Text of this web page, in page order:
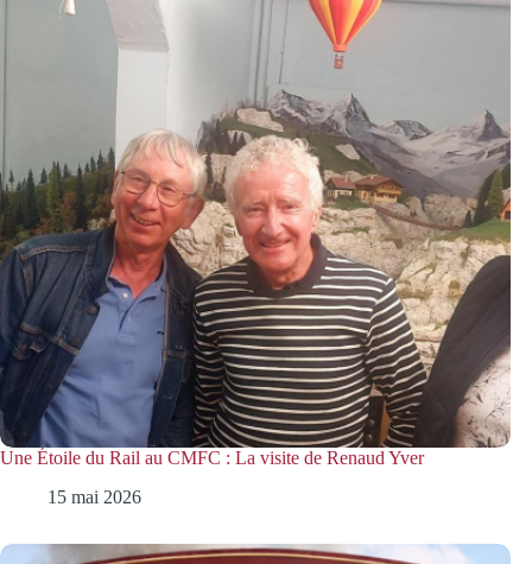
Une Étoile du Rail au CMFC : La visite de Renaud Yver
15 mai 2026